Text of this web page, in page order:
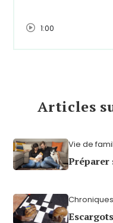
1:00
Articles
Vie de
Préparer
Chroniques